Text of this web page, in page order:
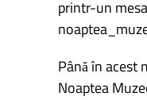
printr-un
Până în acest
Noaptea